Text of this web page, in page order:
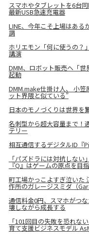
スマホやタブレットを6台
最新USB急速充電器
LINE、今年こそ上場はある
調
ホリエモン「何に使うの？
講演
DMM、ロボット販売へ「世
起動
DMM.make仕掛け人、 小
ット界隈と似ている”
日本のモノづくりは世界を
名刺型から超大容量まで！
テリー
相互通信するデジタルID『
「パズドラには対抗しな
『Q』はゲームの原点を目
町工場かっこよすぎ泣いた
作所のガレージスミダ（
通信料金0円、スマホがつ
壊しながら成長する
「101回目の失敗を恐れな
育て支援ビジネスモデル